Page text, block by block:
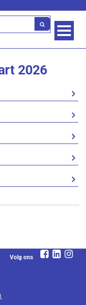
2026
Volg ons